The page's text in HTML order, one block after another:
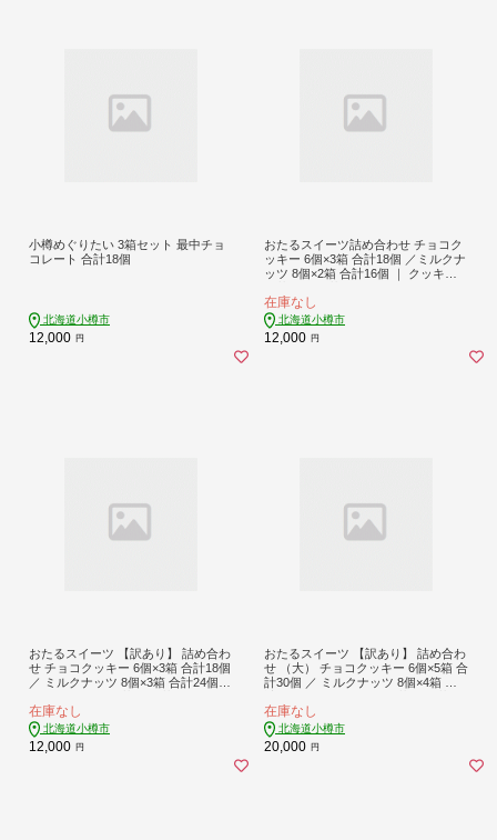
小樽めぐりたい 3箱セット 最中チョ
コレート 合計18個
北海道小樽市
12,000 円
おたるスイーツ詰め合わせ チョコク
ッキー 6個×3箱 合計18個 ／ミルクナ
ッツ 8個×2箱 合計16個 ｜ クッキー
在庫なし
北海道小樽市
12,000 円
おたるスイーツ 【訳あり】 詰め合わ
せ チョコクッキー 6個×3箱 合計18個
／ ミルクナッツ 8個×3箱 合計24個
在庫なし
北海道小樽市
12,000 円
おたるスイーツ 【訳あり】 詰め合わ
せ （大） チョコクッキー 6個×5箱 合
計30個 ／ ミルクナッツ 8個×4箱 合
在庫なし
北海道小樽市
20,000 円